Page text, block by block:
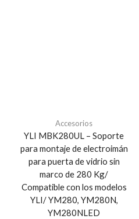
Accesorios
YLI MBK280UL – Soporte
para montaje de electroimán
para puerta de vidrio sin
marco de 280 Kg/
Compatible con los modelos
YLI/ YM280, YM280N,
YM280NLED